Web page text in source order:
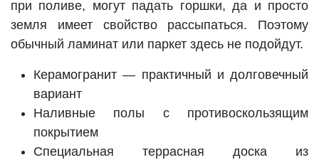
при поливе, могут падать горшки, да и просто
земля имеет свойство рассыпаться. Поэтому
обычный ламинат или паркет здесь не подойдут.
Керамогранит — практичный и долговечный
вариант
Наливные полы с противоскользящим
покрытием
Специальная террасная доска из